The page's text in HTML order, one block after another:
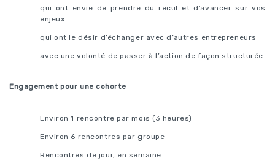
qui ont envie de prendre du recul et d’avancer sur vos
enjeux
qui ont le désir d’échanger avec d’autres entrepreneurs
avec une volonté de passer à l’action de façon structurée
Engagement pour une cohorte
Environ 1 rencontre par mois (3 heures)
Environ 6 rencontres par groupe
Rencontres de jour, en semaine